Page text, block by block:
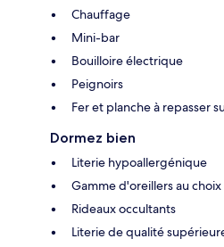
Chauffage
Mini-bar
Bouilloire électrique
Peignoirs
Fer et planche à repasser
Dormez bien
Literie hypoallergénique
Gamme d'oreillers au choix
Rideaux occultants
Literie de qualité